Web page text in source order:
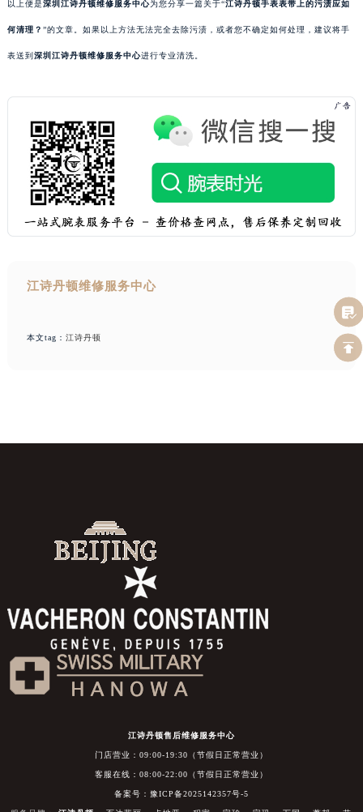
以上便是深圳江诗丹顿维修服务中心为您分享一篇关于“江诗丹顿手表表带上的污渍应如
何清理？ ”的文章。如果以上方法无法完全去除污渍，或者您不确定如何处理，建议将手
表送到 深圳江诗丹顿维修服务中心进行专业清洗。
江诗丹顿维修服务中心
本文tag： 江诗丹顿
江诗丹顿售后维修服务中心
门店营业：09:00-19:30（节假日正常营业）
客服在线：08:00-22:00（节假日正常营业）
备案号：豫ICP备2025142357号-5